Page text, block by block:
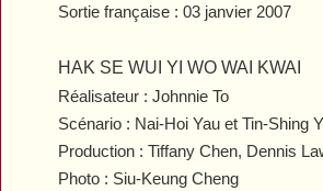
Sortie française : 03 janvier 2007
HAK SE WUI YI WO WAI KWAI
Réalisateur : Johnnie To
Scénario : Nai-Hoi Yau et Tin-Shing
Production : Tiffany Chen, Dennis
Photo : Siu-Keung Cheng